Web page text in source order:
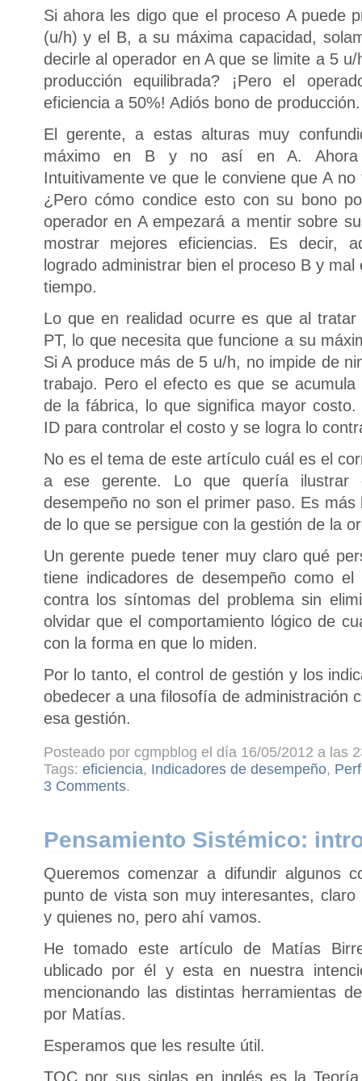
Si ahora les digo que el proceso A puede
(u/h) y el B, a su máxima capacidad,
decirle al operador en A que se limite a 5
producción equilibrada? ¡Pero el
eficiencia a 50%! Adiós bono de producción.
El gerente, a estas alturas muy
máximo en B y no así en A. Ahora
Intuitivamente ve que le conviene que A
¿Pero cómo condice esto con su bono
operador en A empezará a mentir sobre
mostrar mejores eficiencias. Es decir,
logrado administrar bien el proceso B y
tiempo.
Lo que en realidad ocurre es que al
PT, lo que necesita que funcione a su
Si A produce más de 5 u/h, no impide de
trabajo. Pero el efecto es que se acumula
de la fábrica, lo que significa mayor
ID para controlar el costo y se logra lo
No es el tema de este artículo cuál es el
a ese gerente. Lo que quería ilustrar
desempeño no son el primer paso. Es más
de lo que se persigue con la gestión de la
Un gerente puede tener muy claro qué
tiene indicadores de desempeño como
contra los síntomas del problema sin
olvidar que el comportamiento lógico de
con la forma en que lo miden.
Por lo tanto, el control de gestión y los
obedecer a una filosofía de administración
esa gestión.
Posteado por cgmpblog el día 16/05/2012 a las
Tags: eficiencia, Indicadores de desempeño,
3 Comments.
Pensamiento Sistémico:
Queremos comenzar a difundir algunos
punto de vista son muy interesantes,
y quienes no, pero ahí vamos.
He tomado este artículo de Matías
ublicado por él y esta en nuestra
mencionando las distintas herramientas
por Matías.
Esperamos que les resulte útil.
TOC por sus siglas en inglés es la